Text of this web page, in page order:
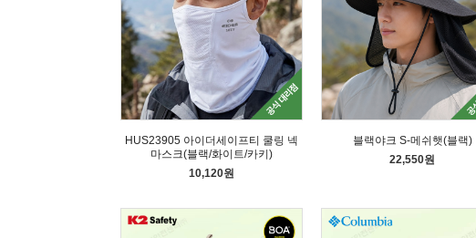
HUS23905 아이더세이프티 쿨링 넥
마스크(블랙/화이트/카키)
10,120원
블랙야크 S-메쉬햇(블랙)
22,550원